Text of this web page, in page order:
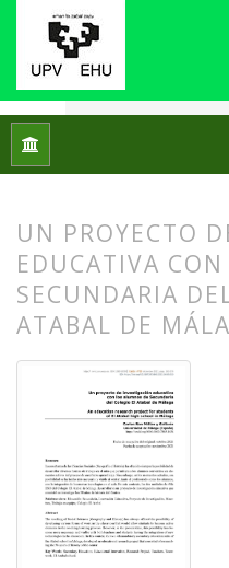
Inicio Núm.
UN PROYECTO
EDUCATIVA
SECUNDARIA
ATABAL DE